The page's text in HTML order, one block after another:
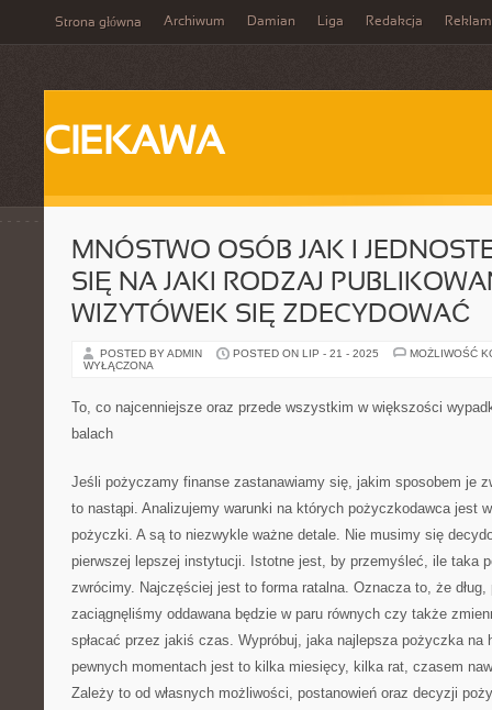
Strona główna Archiwum Damian Liga Redakcja
CIEKAWA
MNÓSTWO OSÓB JAK I
SIĘ NA JAKI RODZAJ
WIZYTÓWEK SIĘ ZDECYDOWAĆ
POSTED BY ADMIN POSTED ON LIP - 21 - 2025
MOŻLIWOŚĆ
WYŁĄCZONA
To, co najcenniejsze oraz przede wszystkim w większości
balach
Jeśli pożyczamy finanse zastanawiamy się, jakim sposobem je
to nastąpi. Analizujemy warunki na których pożyczkodawca jest
pożyczki. A są to niezwykle ważne detale. Nie musimy się
pierwszej lepszej instytucji. Istotne jest, by przemyśleć, ile taka
zwrócimy. Najczęściej jest to forma ratalna. Oznacza to, że
zaciągnęliśmy oddawana będzie w paru równych czy także
spłacać przez jakiś czas. Wypróbuj, jaka najlepsza pożyczka na
pewnych momentach jest to kilka miesięcy, kilka rat, czasem
Zależy to od własnych możliwości, postanowień oraz decyzji